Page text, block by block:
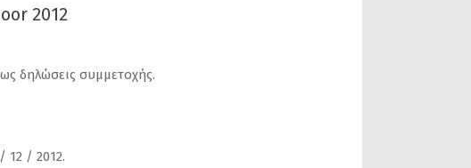
2012
δηλώσεις συμμετοχής.
12 / 2012.